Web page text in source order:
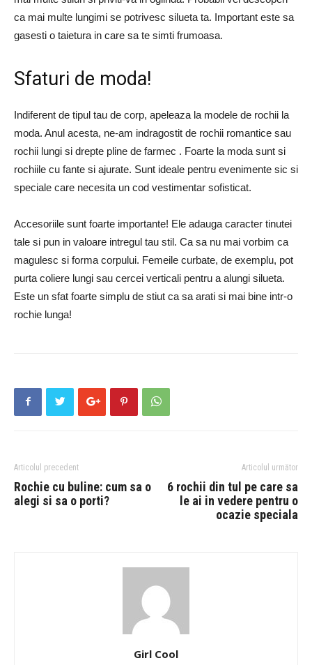
ca mai multe lungimi se potrivesc silueta ta. Important este sa
gasesti o taietura in care sa te simti frumoasa.
Sfaturi de moda!
Indiferent de tipul tau de corp, apeleaza la modele de rochii la
moda. Anul acesta, ne-am indragostit de rochii romantice sau
rochii lungi si drepte pline de farmec . Foarte la moda sunt si
rochiile cu fante si ajurate. Sunt ideale pentru evenimente sic si
speciale care necesita un cod vestimentar sofisticat.
Accesoriile sunt foarte importante! Ele adauga caracter tinutei
tale si pun in valoare intregul tau stil. Ca sa nu mai vorbim ca
magulesc si forma corpului. Femeile curbate, de exemplu, pot
purta coliere lungi sau cercei verticali pentru a alungi silueta.
Este un sfat foarte simplu de stiut ca sa arati si mai bine intr-o
rochie lunga!
Articolul precedent
Rochie cu buline: cum sa o
alegi si sa o porti?
Articolul următor
6 rochii din tul pe care sa
le ai in vedere pentru o
ocazie speciala
Girl Cool